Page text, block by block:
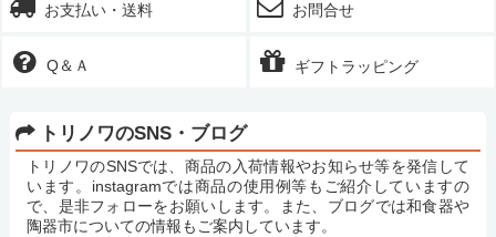
お支払い・送料 お問合せ
Q＆Ａ ギフトラッピング
トリノワのSNS・ブログ
トリノワのSNSでは、商品の入荷情報やお知らせ等を発信して
います。instagramでは商品の使用例等もご紹介していますの
で、是非フォローをお願いします。また、ブログでは和食器や
陶器市についての情報もご案内しています。